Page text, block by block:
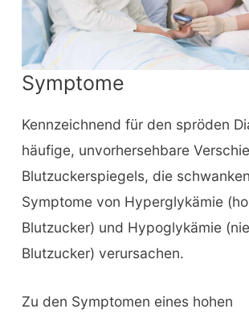
Symptome
Kennzeichnend für den spröden
häufige, unvorhersehbare
Blutzuckerspiegels, die
Symptome von Hyperglykämie
Blutzucker) und Hypoglykämie
Blutzucker) verursachen.
Zu den Symptomen eines hohen